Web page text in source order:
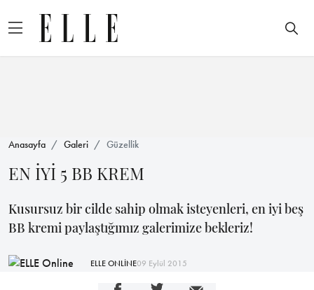
Anasayfa Galeri Güzellik
EN İYİ 5 BB KREM
Kusursuz bir cilde sahip olmak isteyenleri, en iyi beş
BB kremi paylaştığımız galerimize bekleriz!
ELLE ONLİNE09 Eylül 2015